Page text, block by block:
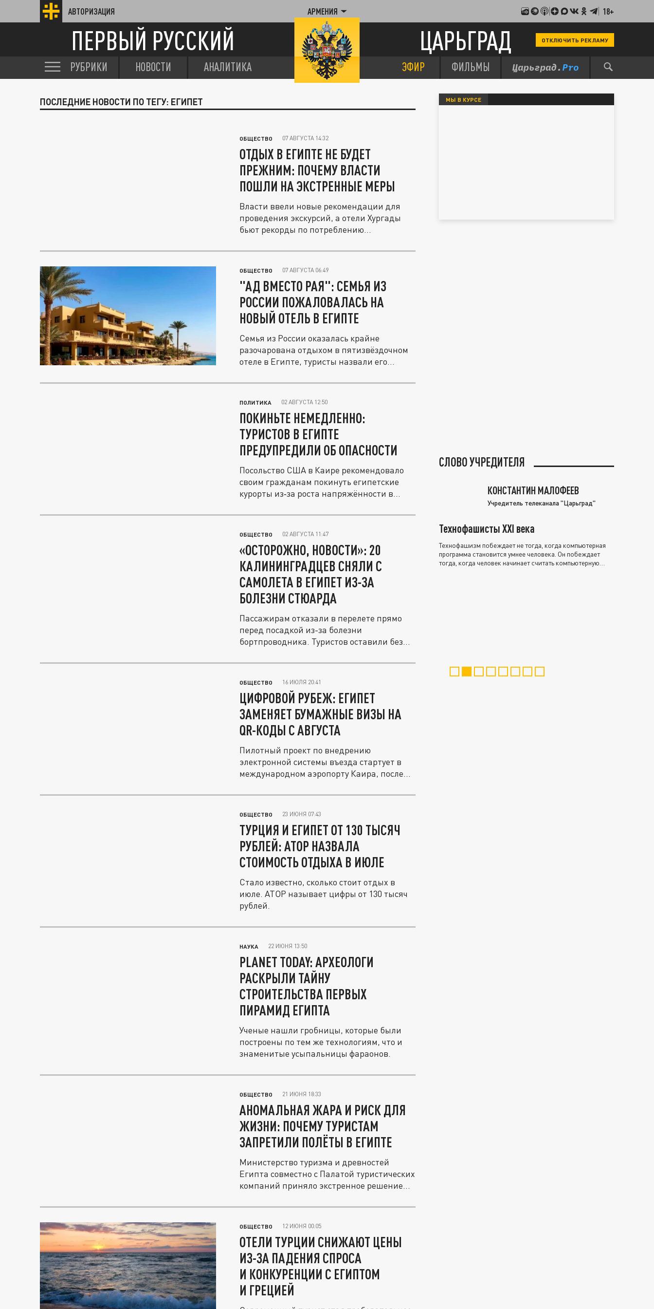
АВТОРИЗАЦИЯ АРМЕНИЯ 18+
ПЕРВЫЙ РУССКИЙ ЦАРЬГРАД ОТКЛЮЧИТЬ РЕКЛАМУ
РУБРИКИ НОВОСТИ АНАЛИТИКА ЭФИР ФИЛЬМЫ
ПОСЛЕДНИЕ НОВОСТИ ПО ТЕГУ: ЕГИПЕТ
ОБЩЕСТВО 07 АВГУСТА 14:32
ОТДЫХ В ЕГИПТЕ НЕ БУДЕТ
ПРЕЖНИМ: ПОЧЕМУ ВЛАСТИ
ПОШЛИ НА ЭКСТРЕННЫЕ МЕРЫ
Власти ввели новые рекомендации для
проведения экскурсий, а отели Хургады
бьют рекорды по потреблению...
ОБЩЕСТВО 07 АВГУСТА 06:49
"АД ВМЕСТО РАЯ": СЕМЬЯ ИЗ
РОССИИ ПОЖАЛОВАЛАСЬ НА
НОВЫЙ ОТЕЛЬ В ЕГИПТЕ
Семья из России оказалась крайне
разочарована отдыхом в пятизвёздочном
отеле в Египте, туристы назвали его...
ПОЛИТИКА 02 АВГУСТА 12:50
ПОКИНЬТЕ НЕМЕДЛЕННО:
ТУРИСТОВ В ЕГИПТЕ
ПРЕДУПРЕДИЛИ ОБ ОПАСНОСТИ
Посольство США в Каире рекомендовало
своим гражданам покинуть египетские
курорты из‑за роста напряжённости в...
ОБЩЕСТВО 02 АВГУСТА 11:47
«ОСТОРОЖНО, НОВОСТИ»: 20
КАЛИНИНГРАДЦЕВ СНЯЛИ С
САМОЛЕТА В ЕГИПЕТ ИЗ-ЗА
БОЛЕЗНИ СТЮАРДА
Пассажирам отказали в перелете прямо
перед посадкой из-за болезни
бортпроводника. Туристов оставили без
ОБЩЕСТВО 16 ИЮЛЯ 20:41
ЦИФРОВОЙ РУБЕЖ: ЕГИПЕТ
ЗАМЕНЯЕТ БУМАЖНЫЕ ВИЗЫ НА
QR-КОДЫ С АВГУСТА
Пилотный проект по внедрению
электронной системы въезда стартует в
международном аэропорту Каира, после
ОБЩЕСТВО 23 ИЮНЯ 07:43
ТУРЦИЯ И ЕГИПЕТ ОТ 130 ТЫСЯЧ
РУБЛЕЙ: АТОР НАЗВАЛА
СТОИМОСТЬ ОТДЫХА В ИЮЛЕ
Стало известно, сколько стоит отдых в
июле. АТОР называет цифры от 130 тысяч
рублей.
НАУКА 22 ИЮНЯ 13:50
PLANET TODAY: АРХЕОЛОГИ
РАСКРЫЛИ ТАЙНУ
СТРОИТЕЛЬСТВА ПЕРВЫХ
ПИРАМИД ЕГИПТА
Ученые нашли гробницы, которые были
построены по тем же технологиям, что и
знаменитые усыпальницы фараонов.
ОБЩЕСТВО 21 ИЮНЯ 18:33
АНОМАЛЬНАЯ ЖАРА И РИСК ДЛЯ
ЖИЗНИ: ПОЧЕМУ ТУРИСТАМ
ЗАПРЕТИЛИ ПОЛЁТЫ В ЕГИПТЕ
Министерство туризма и древностей
Египта совместно с Палатой туристических
компаний приняло экстренное решение...
ОБЩЕСТВО 12 ИЮНЯ 00:05
ОТЕЛИ ТУРЦИИ СНИЖАЮТ ЦЕНЫ
ИЗ-ЗА ПАДЕНИЯ СПРОСА
И КОНКУРЕНЦИИ С ЕГИПТОМ
И ГРЕЦИЕЙ
МЫ В КУРСЕ
СЛОВО УЧРЕДИТЕЛЯ
КОНСТАНТИН МАЛОФЕЕВ
Учредитель телеканала "Царьград"
Технофашисты XXI века
Технофашизм побеждает не тогда, когда компьютерная
программа становится умнее человека. Он побеждает
тогда, когда человек начинает считать компьютерную